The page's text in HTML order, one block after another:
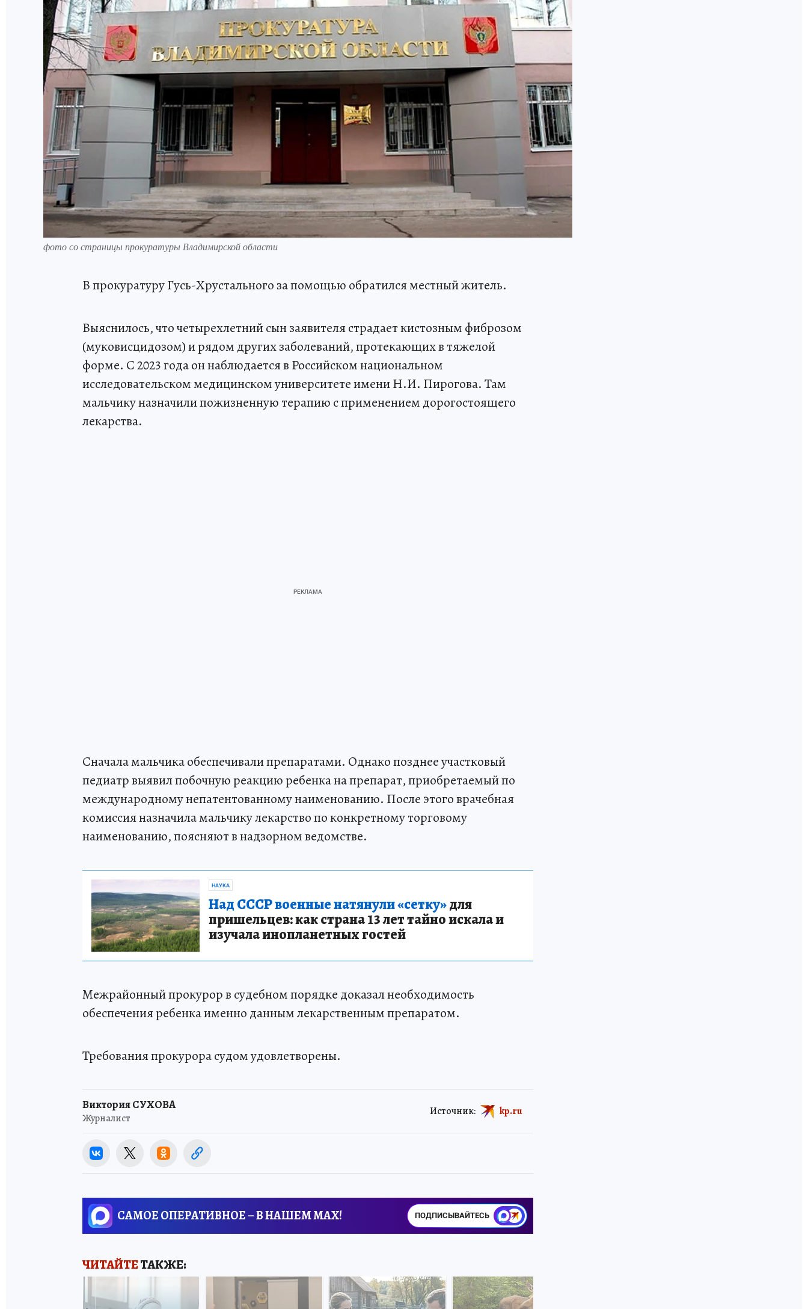
фото со страницы прокуратуры Владимирской области
В прокуратуру Гусь-Хрустального за помощью обратился местный житель.
Выяснилось, что четырехлетний сын заявителя страдает кистозным фиброзом
(муковисцидозом) и рядом других заболеваний, протекающих в тяжелой
форме. С 2023 года он наблюдается в Российском национальном
исследовательском медицинском университете имени Н.И. Пирогова. Там
мальчику назначили пожизненную терапию с применением дорогостоящего
лекарства.
Сначала мальчика обеспечивали препаратами. Однако позднее участковый
педиатр выявил побочную реакцию ребенка на препарат, приобретаемый по
международному непатентованному наименованию. После этого врачебная
комиссия назначила мальчику лекарство по конкретному торговому
наименованию, поясняют в надзорном ведомстве.
НАУКА
Над СССР военные натянули «сетку»для
пришельцев: как страна 13 лет тайно искала и
изучала инопланетных гостей
Межрайонный прокурор в судебном порядке доказал необходимость
обеспечения ребенка именно данным лекарственным препаратом.
Требования прокурора судом удовлетворены.
Виктория СУХОВА
Журналист
Источник: kp.ru
САМОЕ ОПЕРАТИВНОЕ – В НАШЕМ MAX! ПОДПИСЫВАЙТЕСЬ
ЧИТАЙТЕТАКЖЕ: